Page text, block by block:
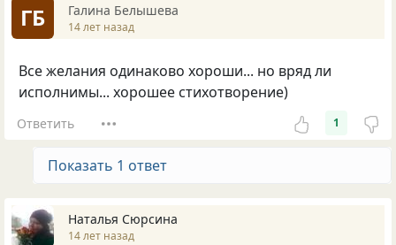
ГБ Галина Белышева
14 лет назад
Все желания одинаково хороши... но вряд ли
исполнимы... хорошее стихотворение)
Ответить 1
Показать 1 ответ
Наталья Сюрсина
14 лет назад